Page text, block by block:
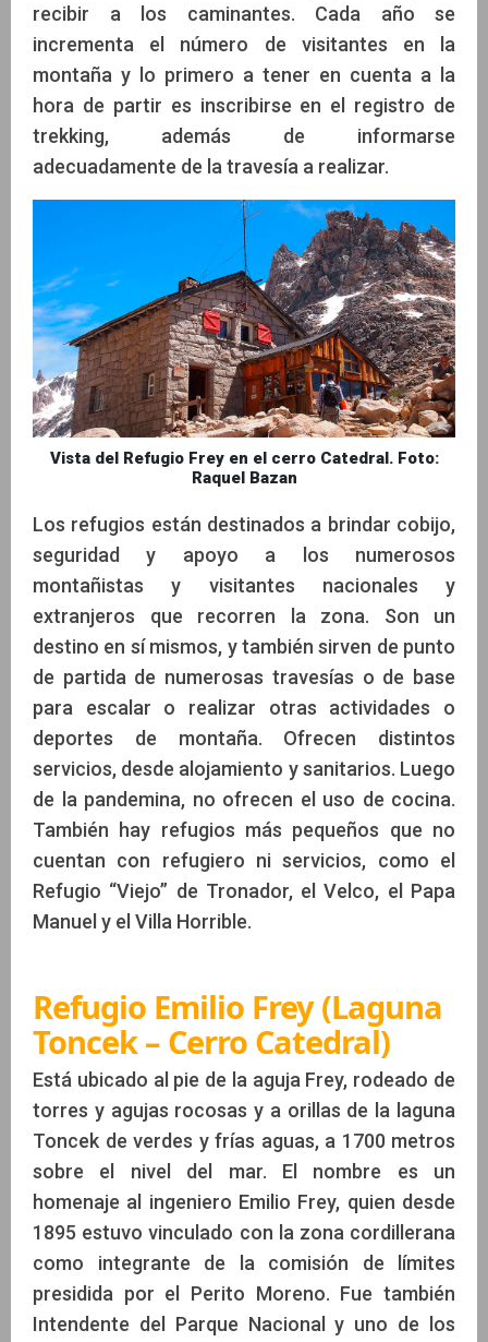
Comité de Redacción del CCAM
recibir a los caminantes. Cada año se
incrementa el número de visitantes en la
montaña y lo primero a tener en cuenta a la
hora de partir es inscribirse en el registro de
trekking, además de informarse
adecuadamente de la travesía a realizar.
Vista del Refugio Frey en el cerro Catedral. Foto:
Raquel Bazan
Los refugios están destinados a brindar cobijo,
seguridad y apoyo a los numerosos
montañistas y visitantes nacionales y
extranjeros que recorren la zona. Son un
destino en sí mismos, y también sirven de punto
de partida de numerosas travesías o de base
para escalar o realizar otras actividades o
deportes de montaña. Ofrecen distintos
servicios, desde alojamiento y sanitarios. Luego
de la pandemina, no ofrecen el uso de cocina.
También hay refugios más pequeños que no
cuentan con refugiero ni servicios, como el
Refugio “Viejo” de Tronador, el Velco, el Papa
Manuel y el Villa Horrible.
Refugio Emilio Frey (Laguna
Toncek – Cerro Catedral)
Está ubicado al pie de la aguja Frey, rodeado de
torres y agujas rocosas y a orillas de la laguna
Toncek de verdes y frías aguas, a 1700 metros
sobre el nivel del mar. El nombre es un
homenaje al ingeniero Emilio Frey, quien desde
1895 estuvo vinculado con la zona cordillerana
como integrante de la comisión de límites
presidida por el Perito Moreno. Fue también
Intendente del Parque Nacional y uno de los